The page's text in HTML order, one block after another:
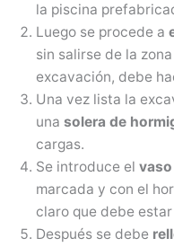
la piscina
Luego se procede a
sin salirse de la
excavación, debe
Una vez lista la
una solera de
cargas.
Se introduce el
marcada y con el
claro que debe
Después se debe